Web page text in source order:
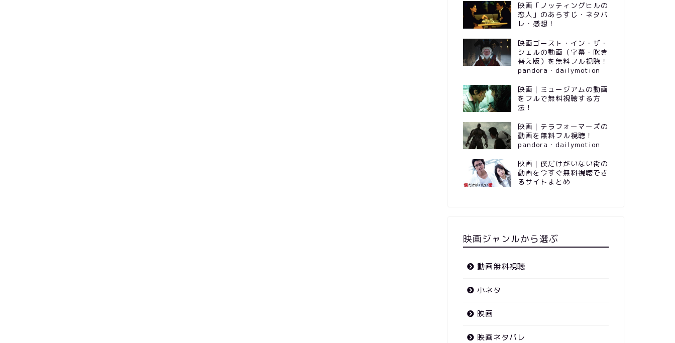
映画「ノッティングヒルの
恋人」のあらすじ・ネタバ
レ・感想！
映画ゴースト・イン・ザ・
シェルの動画（字幕・吹き
替え版）を無料フル視聴！
pandora・dailymotion
映画｜ミュージアムの動画
をフルで無料視聴する方
法！
映画｜テラフォーマーズの
動画を無料フル視聴！
pandora・dailymotion
映画｜僕だけがいない街の
動画を今すぐ無料視聴でき
るサイトまとめ
映画ジャンルから選ぶ
動画無料視聴
小ネタ
映画
映画ネタバレ